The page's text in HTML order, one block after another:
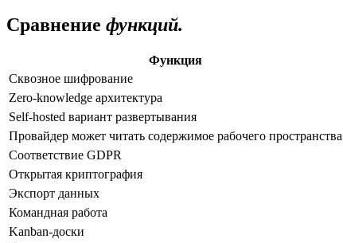
Сравнение функций.
Функция
Сквозное шифрование
Zero-knowledge архитектура
Self-hosted вариант развертывания
Провайдер может читать содержимое рабочего пространства
Соответствие GDPR
Открытая криптография
Экспорт данных
Командная работа
Kanban-доски